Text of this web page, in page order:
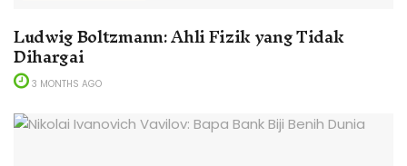
Ludwig Boltzmann: Ahli Fizik yang Tidak
Dihargai
3 MONTHS AGO